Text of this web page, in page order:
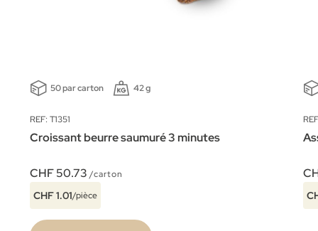
50 par carton 42 g
REF: T1351
Croissant beurre saumuré 3 minutes
CHF 50.73 /carton
CHF 1.01/pièce